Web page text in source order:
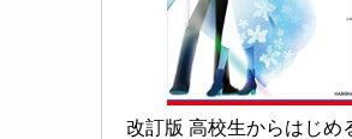
改訂版 高校生からはじめ